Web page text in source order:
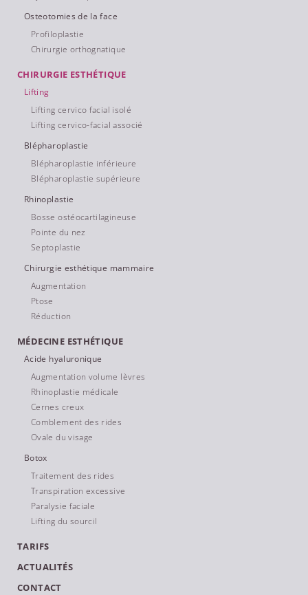
Osteotomies de la face
Profiloplastie
Chirurgie orthognatique
CHIRURGIE ESTHÉTIQUE
Lifting
Lifting cervico facial isolé
Lifting cervico-facial associé
Blépharoplastie
Blépharoplastie inférieure
Blépharoplastie supérieure
Rhinoplastie
Bosse ostéocartilagineuse
Pointe du nez
Septoplastie
Chirurgie esthétique mammaire
Augmentation
Ptose
Réduction
MÉDECINE ESTHÉTIQUE
Acide hyaluronique
Augmentation volume lèvres
Rhinoplastie médicale
Cernes creux
Comblement des rides
Ovale du visage
Botox
Traitement des rides
Transpiration excessive
Paralysie faciale
Lifting du sourcil
TARIFS
ACTUALITÉS
CONTACT